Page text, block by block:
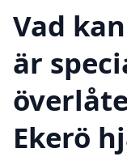
Vad
är
Ekerö